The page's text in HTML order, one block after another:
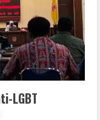
LGBT